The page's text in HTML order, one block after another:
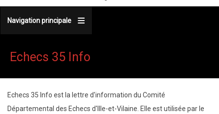
Navigation principale
Echecs 35 Info
Echecs 35 Info est la lettre d'information du Comité
Départemental des Echecs d'Ille-et-Vilaine. Elle est utilisée par le